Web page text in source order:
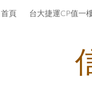
首頁 台大捷運CP值一